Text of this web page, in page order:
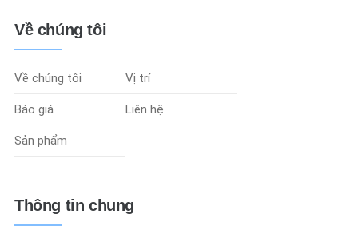
Về chúng tôi
Về chúng tôi Vị trí
Báo giá Liên hệ
Sản phẩm
Thông tin chung